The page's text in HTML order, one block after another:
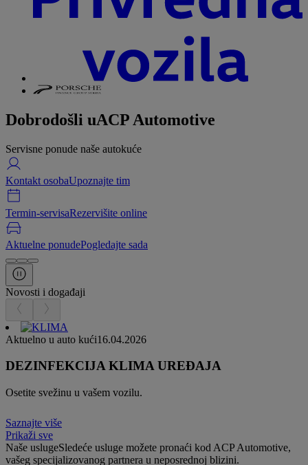
Dobrodošli uACP Automotive
Servisne ponude naše autokuće
Kontakt osobaUpoznajte tim
Termin-servisaRezervišite online
Aktuelne ponudePogledajte sada
Novosti i događaji
Aktuelno u auto kući16.04.2026
DEZINFEKCIJA KLIMA UREĐAJA
Osetite svežinu u vašem vozilu.
Saznajte više
Prikaži sve
Naše uslugeSledeće usluge možete pronaći kod ACP Automotive,
vašeg specijalizovanog partnera u neposrednoj blizini.